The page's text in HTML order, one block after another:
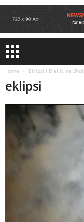
Home Eklipsi i Diellit, ne
eklipsi